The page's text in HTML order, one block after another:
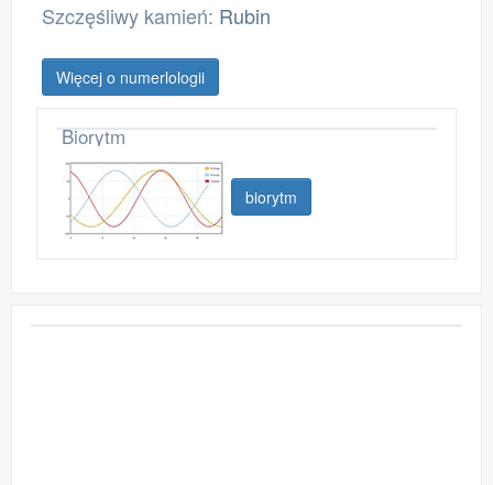
Szczęśliwy kamień: Rubin
Więcej o numerlologii
Biorytm
biorytm